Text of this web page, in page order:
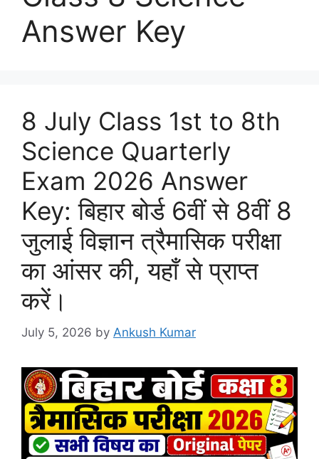
Answer Key
8 July Class 1st to 8th
Science Quarterly
Exam 2026 Answer
Key: बिहार बोर्ड 6वीं से 8वीं 8
जुलाई विज्ञान त्रैमासिक परीक्षा
का आंसर की, यहाँ से प्राप्त
करें।
July 5, 2026 by Ankush Kumar